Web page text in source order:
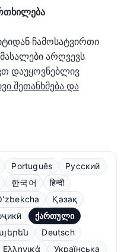
ჩამოსატვირთი
არღვევს
დაუყოვნებლივ
შეთანხმება და
Português
Русский
한국어
हिन्दी
Қазақ
ქართული
Deutsch
Ελληνικά Українська